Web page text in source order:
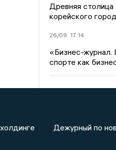
Древняя столица
корейского
26/09 17:14
«Бизнес-журнал.
спорте как
Дежурный по